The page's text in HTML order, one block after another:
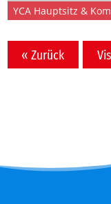
YCA Hauptsitz &
« Zurück